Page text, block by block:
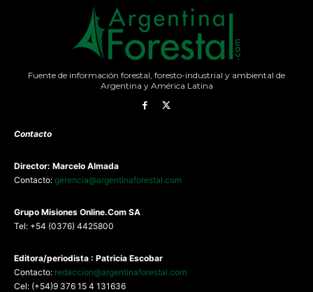
Fuente de información forestal, foresto-industrial y ambiental de
Argentina y América Latina
Contacto
Director: Marcelo Almada
Contacto: gerencia@argentinaforestal.com
Grupo Misiones Online.Com SA
Tel: +54 (0376) 4425800
Editora/periodista : Patricia Escobar
Contacto: redaccion@argentinaforestal.com
Cel: (+54)9 376 15 4 131636